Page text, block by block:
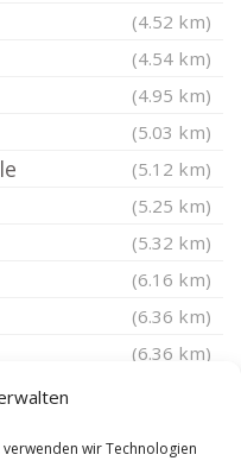
wir Technologien
(4.52 km)
(4.54 km)
(4.95 km)
(5.03 km)
(5.12 km)
(5.25 km)
(5.32 km)
(6.16 km)
(6.36 km)
(6.36 km)